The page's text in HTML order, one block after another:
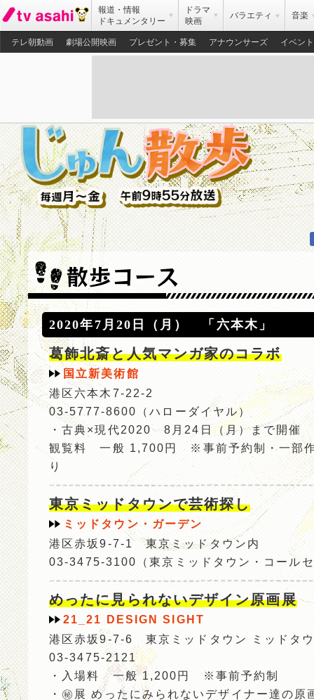
報道・情報
ドキュメンタリー
ドラマ
映画
バラエティ 音楽
テレ朝動画 劇場公開映画 プレゼント・募集 アナウンサーズ イベント
2020年7月20日（月） 「六本木」
葛飾北斎と人気マンガ家のコラボ
国立新美術館
港区六本木7-22-2
03-5777-8600（ハローダイヤル）
・古典×現代2020 8月24日（月）まで開催
観覧料 一般 1,700円 ※事前予約制・一部作
り
東京ミッドタウンで芸術探し
ミッドタウン・ガーデン
港区赤坂9-7-1 東京ミッドタウン内
03-3475-3100（東京ミッドタウン・コール
めったに見られないデザイン原画展
21_21 DESIGN SIGHT
港区赤坂9-7-6 東京ミッドタウン ミッドタ
03-3475-2121
・入場料 一般 1,200円 ※事前予約制
・㊙展 めったにみられないデザイナー達の